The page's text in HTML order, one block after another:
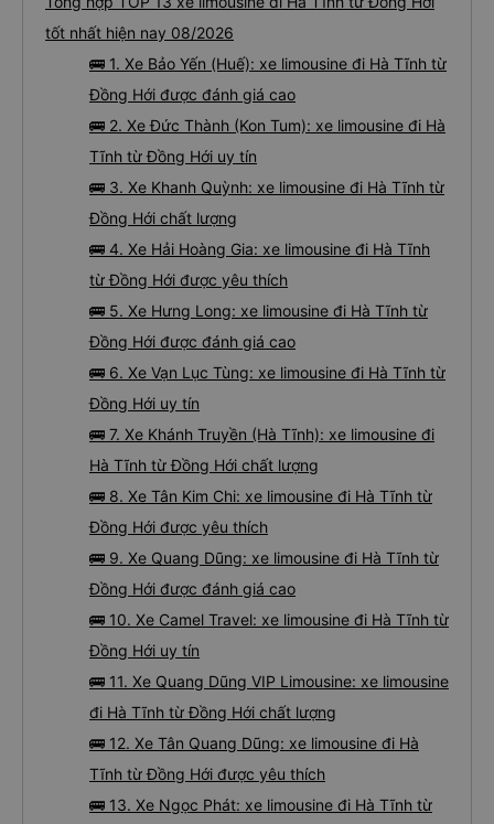
tốt nhất hiện nay 08/2026
🚌 1. Xe Bảo Yến (Huế): xe limousine đi Hà Tĩnh từ
Đồng Hới được đánh giá cao
🚌 2. Xe Đức Thành (Kon Tum): xe limousine đi Hà
Tĩnh từ Đồng Hới uy tín
🚌 3. Xe Khanh Quỳnh: xe limousine đi Hà Tĩnh từ
Đồng Hới chất lượng
🚌 4. Xe Hải Hoàng Gia: xe limousine đi Hà Tĩnh
từ Đồng Hới được yêu thích
🚌 5. Xe Hưng Long: xe limousine đi Hà Tĩnh từ
Đồng Hới được đánh giá cao
🚌 6. Xe Vạn Lục Tùng: xe limousine đi Hà Tĩnh từ
Đồng Hới uy tín
🚌 7. Xe Khánh Truyền (Hà Tĩnh): xe limousine đi
Hà Tĩnh từ Đồng Hới chất lượng
🚌 8. Xe Tân Kim Chi: xe limousine đi Hà Tĩnh từ
Đồng Hới được yêu thích
🚌 9. Xe Quang Dũng: xe limousine đi Hà Tĩnh từ
Đồng Hới được đánh giá cao
🚌 10. Xe Camel Travel: xe limousine đi Hà Tĩnh từ
Đồng Hới uy tín
🚌 11. Xe Quang Dũng VIP Limousine: xe limousine
đi Hà Tĩnh từ Đồng Hới chất lượng
🚌 12. Xe Tân Quang Dũng: xe limousine đi Hà
Tĩnh từ Đồng Hới được yêu thích
🚌 13. Xe Ngọc Phát: xe limousine đi Hà Tĩnh từ